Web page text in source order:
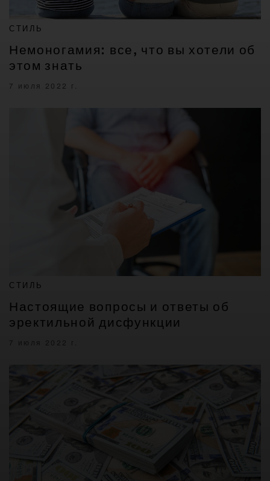
СТИЛЬ
Немоногамия: все, что вы хотели об
этом знать
7 июля 2022 г.
СТИЛЬ
Настоящие вопросы и ответы об
эректильной дисфункции
7 июля 2022 г.